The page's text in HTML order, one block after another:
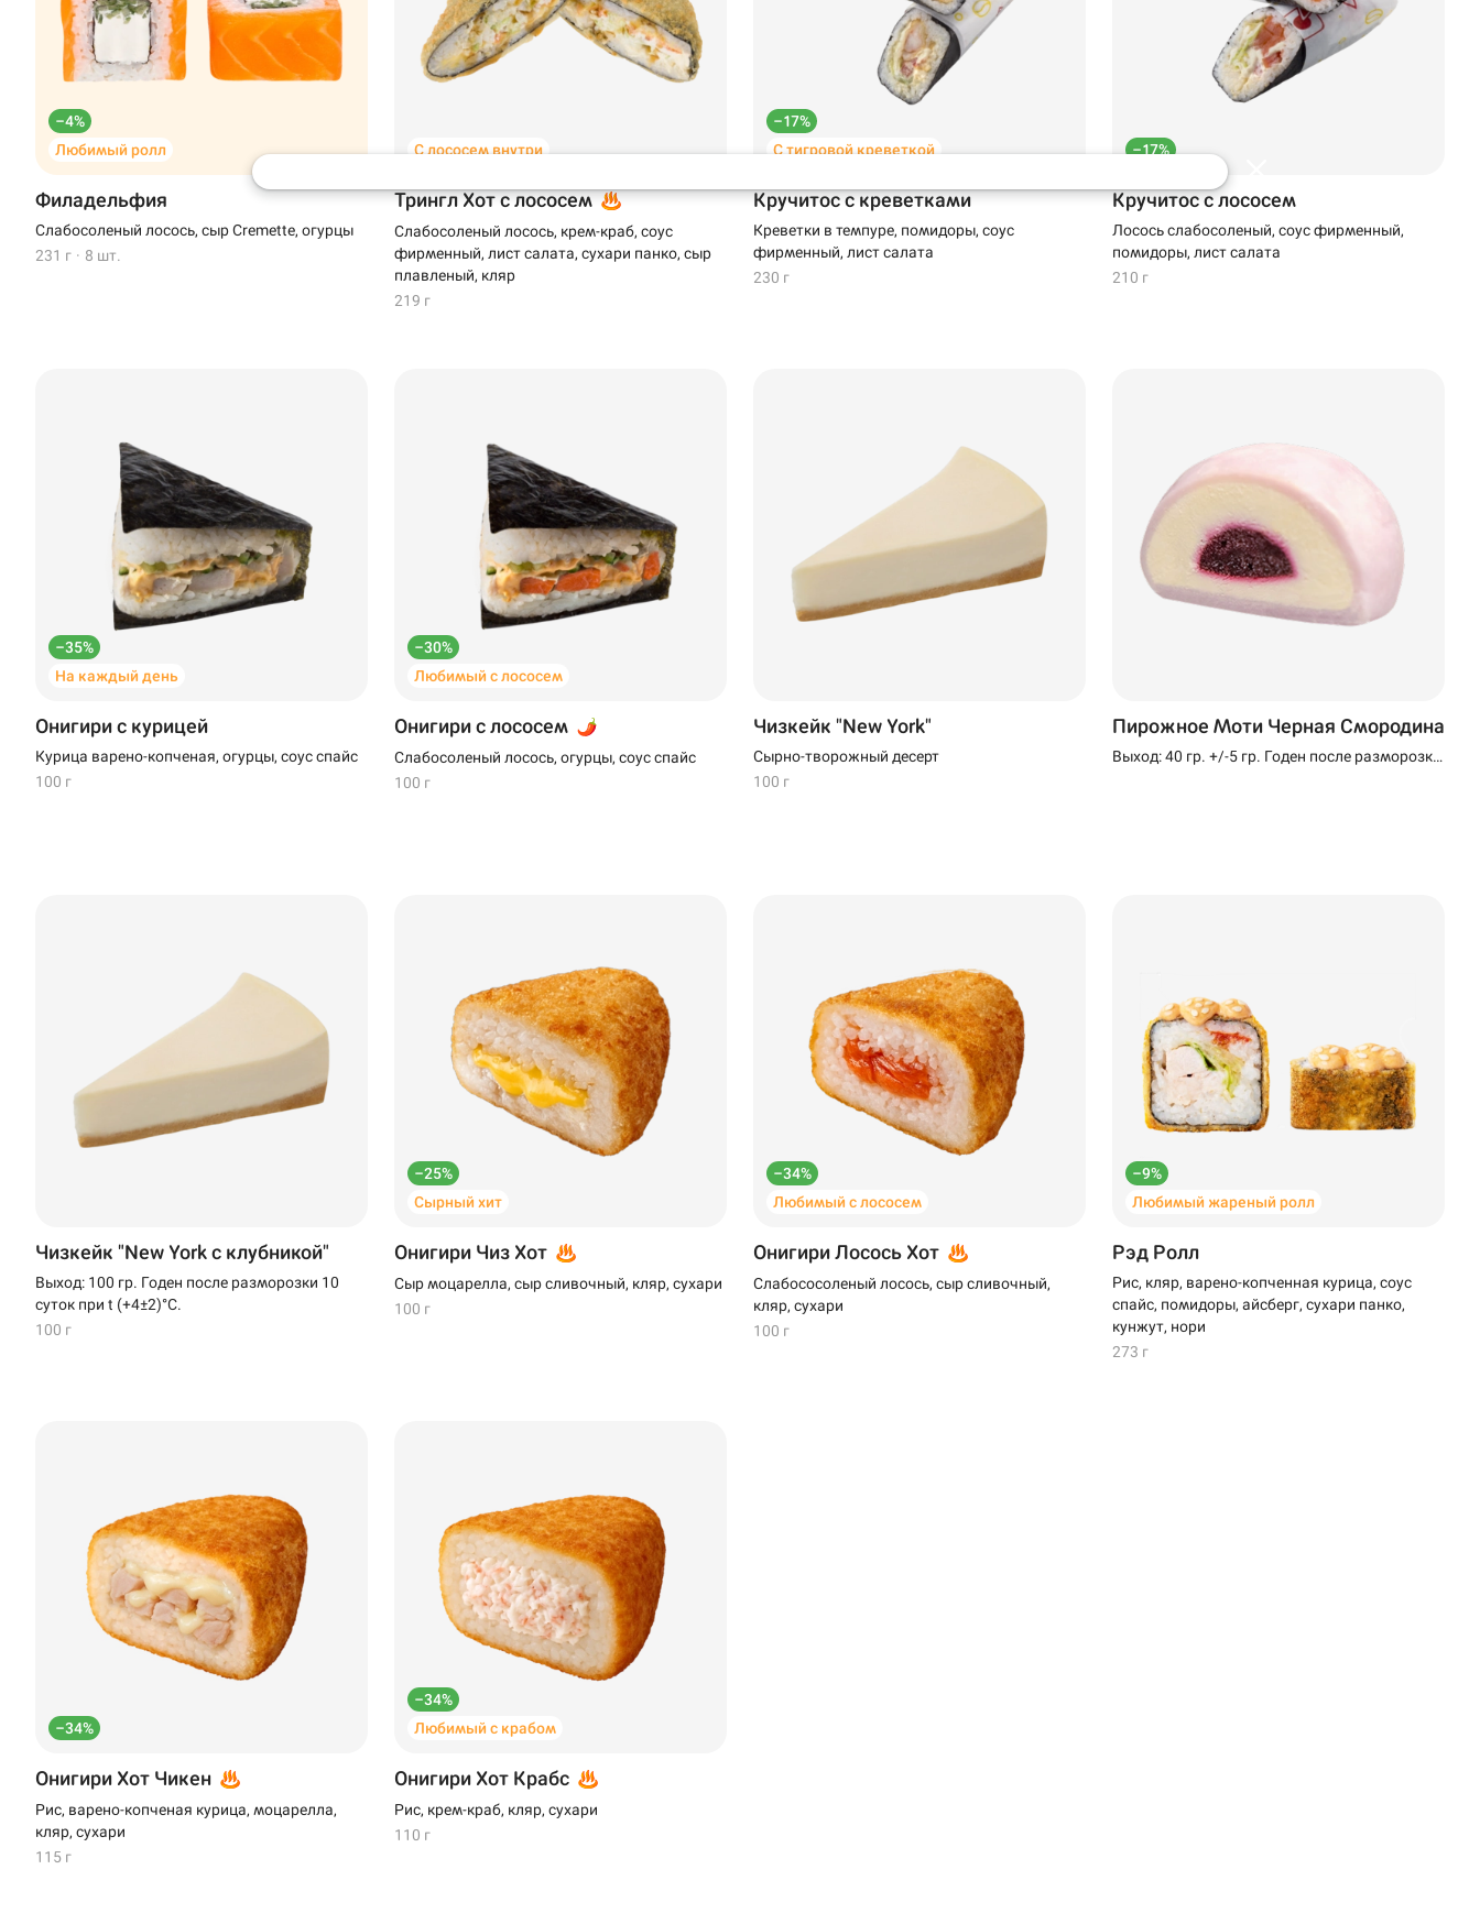
–4%
Любимый ролл
Филадельфия
Слабосоленый лосось, сыр Cremette, огурцы
231 г · 8 шт.
С лососем внутри
Трингл Хот с лососем
Слабосоленый лосось, крем-краб, соус
фирменный, лист салата, сухари панко, сыр
плавленый, кляр
219 г
–17%
С тигровой креветкой
Кручитос с креветками
Креветки в темпуре, помидоры, соус
фирменный, лист салата
230 г
–17%
Кручитос с лососем
Лосось слабосоленый, соус фирменный,
помидоры, лист салата
210 г
–35%
На каждый день
Онигири с курицей
Курица варено-копченая, огурцы, соус спайс
100 г
–30%
Любимый с лососем
Онигири с лососем
Слабосоленый лосось, огурцы, соус спайс
100 г
Чизкейк "New York"
Сырно-творожный десерт
100 г
Пирожное Моти Черная Смородина
Выход: 40 гр. +/-5 гр. Годен после разморозки
Чизкейк "New York с клубникой"
Выход: 100 гр. Годен после разморозки 10
суток при t (+4±2)°C.
100 г
–25%
Сырный хит
Онигири Чиз Хот
Сыр моцарелла, сыр сливочный, кляр, сухари
100 г
–34%
Любимый с лососем
Онигири Лосось Хот
Слабососоленый лосось, сыр сливочный,
кляр, сухари
100 г
–9%
Любимый жареный ролл
Рэд Ролл
Рис, кляр, варено-копченная курица, соус
спайс, помидоры, айсберг, сухари панко,
кунжут, нори
273 г
–34%
Онигири Хот Чикен
Рис, варено-копченая курица, моцарелла,
кляр, сухари
115 г
–34%
Любимый с крабом
Онигири Хот Крабс
Рис, крем-краб, кляр, сухари
110 г
ул. Кирова, 1 · Фудзияма на